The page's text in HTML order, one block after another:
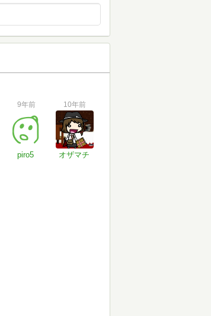
9年前
piro5
10年前
オザマチ